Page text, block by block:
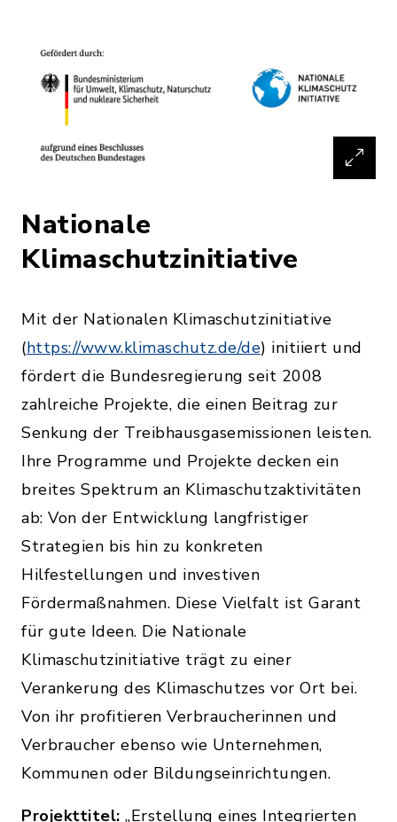
Nationale
Klimaschutzinitiative
Mit der Nationalen Klimaschutzinitiative
(https://www.klimaschutz.de/de) initiiert und
fördert die Bundesregierung seit 2008
zahlreiche Projekte, die einen Beitrag zur
Senkung der Treibhausgasemissionen leisten.
Ihre Programme und Projekte decken ein
breites Spektrum an Klimaschutzaktivitäten
ab: Von der Entwicklung langfristiger
Strategien bis hin zu konkreten
Hilfestellungen und investiven
Fördermaßnahmen. Diese Vielfalt ist Garant
für gute Ideen. Die Nationale
Klimaschutzinitiative trägt zu einer
Verankerung des Klimaschutzes vor Ort bei.
Von ihr profitieren Verbraucherinnen und
Verbraucher ebenso wie Unternehmen,
Kommunen oder Bildungseinrichtungen.
Projekttitel: „Erstellung eines Integrierten